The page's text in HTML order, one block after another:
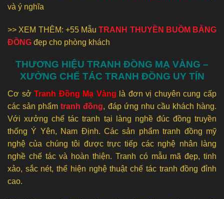
và ý nghĩa
>> XEM THÊM: +55 MẫuTRANH THUYỀN BUỒM BẰNG
ĐỒNG đẹp cho phòng khách
THƯƠNG HIỆU TRANH ĐỒNG MẠ VÀNG –
XƯỞNG CHẾ TÁC TRANH ĐỒNG UY TÍN
Cơ sởTranh Đồng Mạ Vàng là đơn vị chuyên cung cấp
các sản phẩmtranh đồng, đáp ứng nhu cầu khách hàng.
Với xưởng chế tác tranh tại làng nghề đúc đồng truyền
thống Ý Yên, Nam Định. Các sản phẩm tranh đồng mỹ
nghệ của chúng tôi được trực tiếp các nghệ nhân làng
nghề chế tác và hoàn thiện. Tranh có mẫu mã đẹp, tinh
xảo, sắc nét, thể hiện nghệ thuật chế tác tranh đồng đỉnh
cao.